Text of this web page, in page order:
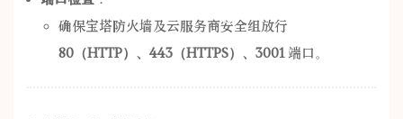
确保宝塔防火墙及云服务商安全组放行
80（HTTP）、443（HTTPS）、3001 端口。